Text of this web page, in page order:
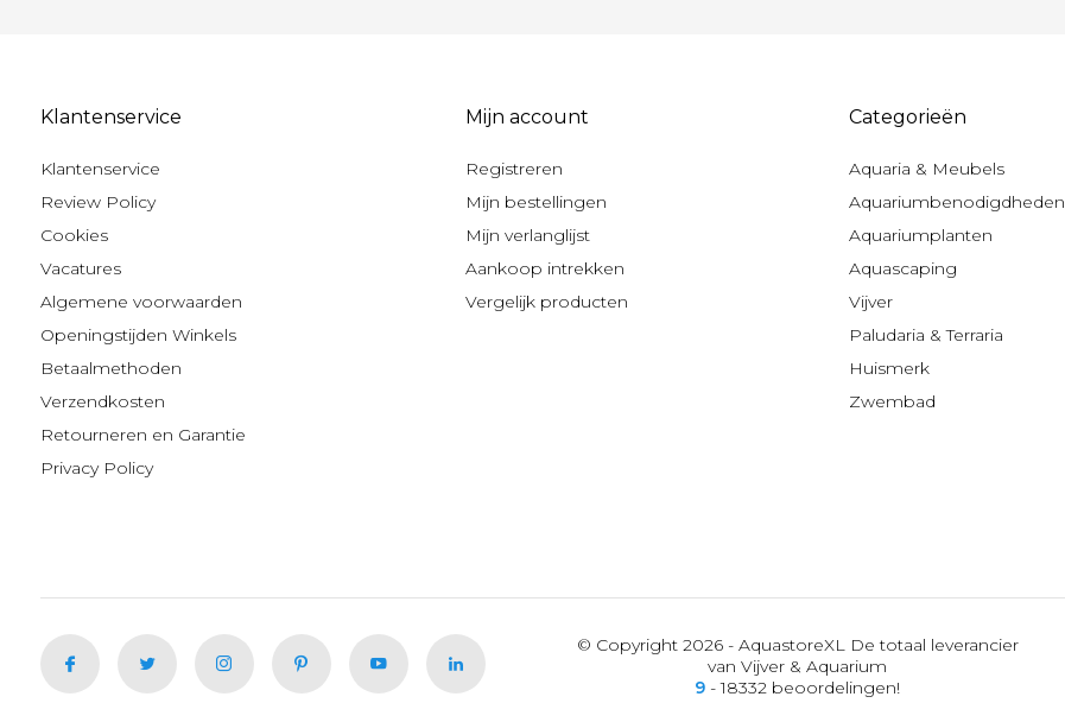
Klantenservice
Klantenservice
Review Policy
Cookies
Vacatures
Algemene voorwaarden
Openingstijden Winkels
Betaalmethoden
Verzendkosten
Retourneren en Garantie
Privacy Policy
Mijn account
Registreren
Mijn bestellingen
Mijn verlanglijst
Aankoop intrekken
Vergelijk producten
Categorieën
Aquaria & Meubels
Aquariumbenodigdheden
Aquariumplanten
Aquascaping
Vijver
Paludaria & Terraria
Huismerk
Zwembad
© Copyright 2026 - AquastoreXL De totaal leverancier
van Vijver & Aquarium
9 - 18332 beoordelingen!